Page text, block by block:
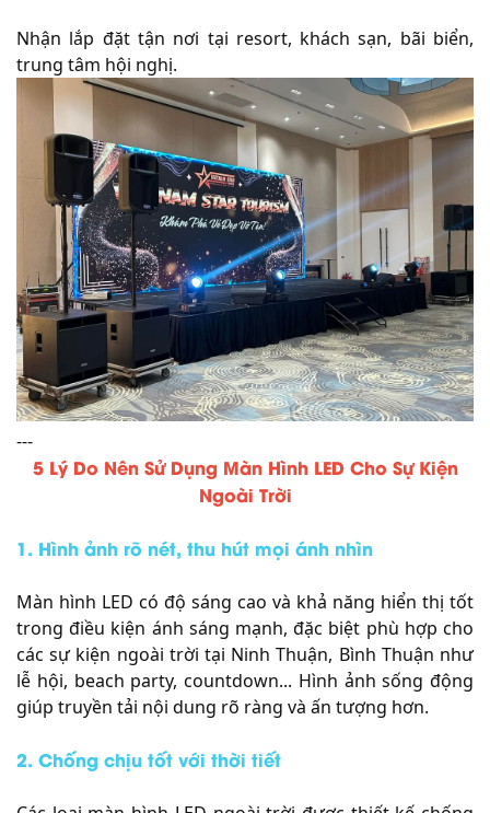
Nhận lắp đặt tận nơi tại resort, khách sạn, bãi biển,
trung tâm hội nghị.
---
5 Lý Do Nên Sử Dụng Màn Hình LED Cho Sự Kiện
Ngoài Trời
1. Hình ảnh rõ nét, thu hút mọi ánh nhìn
Màn hình LED có độ sáng cao và khả năng hiển thị tốt
trong điều kiện ánh sáng mạnh, đặc biệt phù hợp cho
các sự kiện ngoài trời tại Ninh Thuận, Bình Thuận như
lễ hội, beach party, countdown... Hình ảnh sống động
giúp truyền tải nội dung rõ ràng và ấn tượng hơn.
2. Chống chịu tốt với thời tiết